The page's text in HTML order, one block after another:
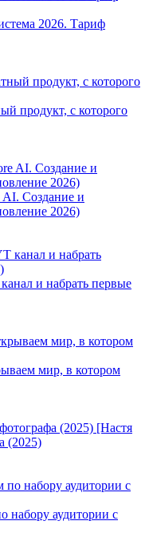
2026. Тариф
продукт, с которого
Создание и
2026)
и набрать первые
мир, в котором
[Настя
(2025)
аудитории с